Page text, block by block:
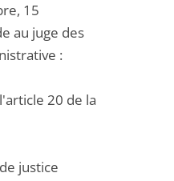
15
au juge des
:
20 de la
justice